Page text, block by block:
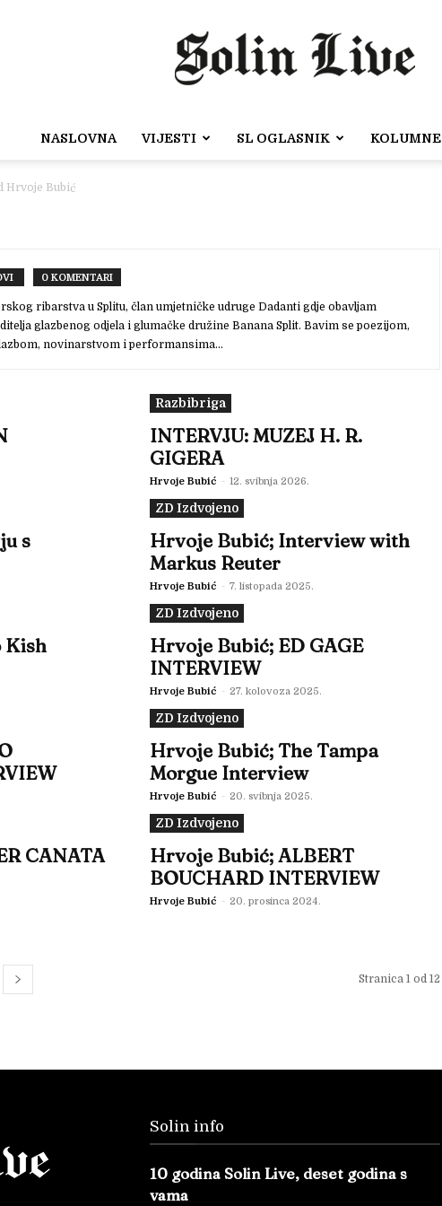
NASLOVNA VIJESTI SL OGLASNIK KOLUMNE
Hrvoje Bubić
0 KOMENTARI
ribarstva u Splitu, član umjetničke udruge Dadanti gdje obavljam
glazbenog odjela i glumačke družine Banana Split. Bavim se poezijom,
novinarstvom i performansima...
Razbibriga
INTERVJU: MUZEJ H. R.
GIGERA
Hrvoje Bubić - 12. svibnja 2026.
s
ZD Izdvojeno
Hrvoje Bubić; Interview with
Markus Reuter
Hrvoje Bubić - 7. listopada 2025.
Kish
ZD Izdvojeno
Hrvoje Bubić; ED GAGE
INTERVIEW
Hrvoje Bubić - 27. kolovoza 2025.
ZD Izdvojeno
Hrvoje Bubić; The Tampa
Morgue Interview
Hrvoje Bubić - 20. svibnja 2025.
CANATA
ZD Izdvojeno
Hrvoje Bubić; ALBERT
BOUCHARD INTERVIEW
Hrvoje Bubić - 20. prosinca 2024.
Stranica 1 od 12
Solin info
10 godina Solin Live, deset godina s
vama